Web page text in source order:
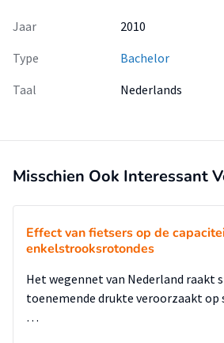
Jaar
2010
Type
Bachelor
Taal
Nederlands
Misschien Ook Interessant
Effect van fietsers op de
enkelstrooksrotondes
Het wegennet van Nederland raakt
toenemende drukte veroorzaakt op
…